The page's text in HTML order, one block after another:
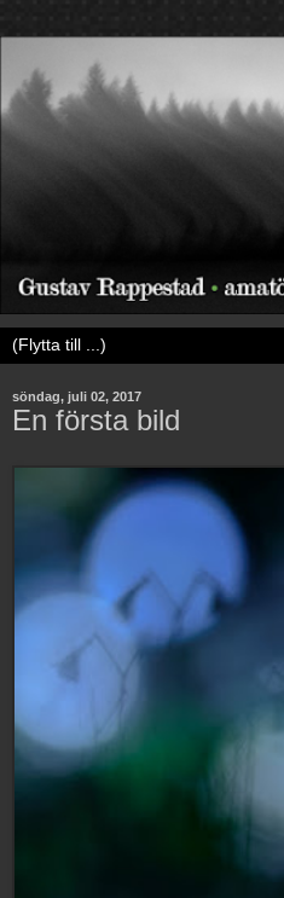
söndag, juli 02, 2017
En första bild